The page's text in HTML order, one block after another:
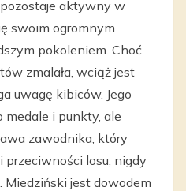
aktywny w
swoim ogromnym
pokoleniem. Choć
zmalała, wciąż jest
uwagę kibiców. Jego
i punkty, ale
zawodnika, który
losu, nigdy
Miedziński jest dowodem